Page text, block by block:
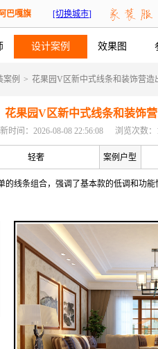
阿巴嘎旗 [切换城市]
设计案例 效果图
案例 > 花果园V区新中式线条和装饰营造
花果园V区新中式线条和装饰
时间：2026-08-08 22:56:08 浏览次数：
轻奢 案例户型
的线条组合，强调了基本款的低调和功